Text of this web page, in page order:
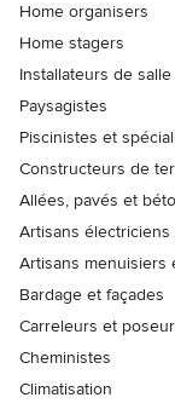
Home organisers
Home stagers
Installateurs de
Paysagistes
Piscinistes et
Constructeurs de
Allées, pavés et
Artisans
Artisans menuisiers
Bardage et façades
Carreleurs et
Cheministes
Climatisation